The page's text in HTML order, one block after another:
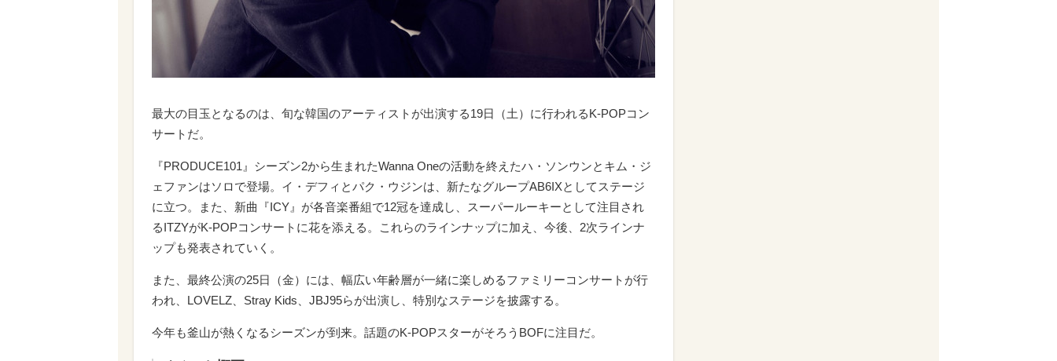
最大の目玉となるのは、旬な韓国のアーティストが出演する19日（土）に行われるK-POPコン
サートだ。
『PRODUCE101』シーズン2から生まれたWanna Oneの活動を終えたハ・ソンウンとキム・ジ
ェファンはソロで登場。イ・デフィとパク・ウジンは、新たなグループAB6IXとしてステージ
に立つ。また、新曲『ICY』が各音楽番組で12冠を達成し、スーパールーキーとして注目され
るITZYがK-POPコンサートに花を添える。これらのラインナップに加え、今後、2次ラインナ
ップも発表されていく。
また、最終公演の25日（金）には、幅広い年齢層が一緒に楽しめるファミリーコンサートが行
われ、LOVELZ、Stray Kids、JBJ95らが出演し、特別なステージを披露する。
今年も釜山が熱くなるシーズンが到来。話題のK-POPスターがそろうBOFに注目だ。